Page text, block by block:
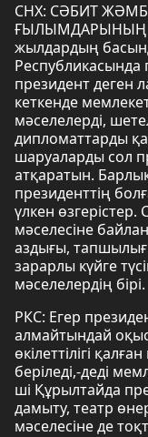
СНХ: СӘБИТ
ҒЫЛЫМДАРЫНЫҢ
жылдардың
Республикасында
президент деген
кеткенде
мәселелерді,
дипломаттарды
шаруаларды сол
атқаратын.
президенттің
үлкен өзгерістер.
мәселесіне
аздығы,
зарарлы күйге
мәселелердің бірі.
РКС: Егер
алмайтындай
өкілеттілігі
беріледі,-деді
ші Құрылтайда
дамыту, театр
мәселесіне де